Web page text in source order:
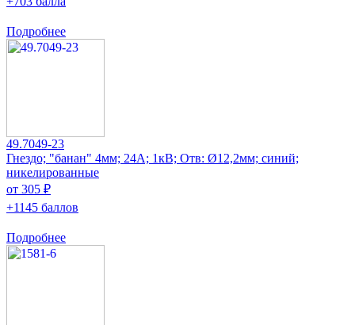
Подробнее
49.7049-23
Гнездо; "банан" 4мм; 24А; 1кВ; Отв: Ø12,2мм; синий;
никелированные
от 305 ₽
+1145 баллов
Подробнее